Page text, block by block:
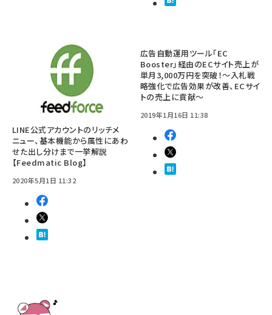
LINE公式アカウントのリッチメ
ニュー、基本機能から属性にあわ
せた出し分けまで一挙解説
【Feedmatic Blog】
2020年5月1日 11:32
広告自動運用ツール「EC
Booster」経由のECサイト売上が
単月3,000万円を突破！～入札戦
略強化で広告効果が改善、ECサイ
トの売上に貢献～
2019年1月16日 11:38